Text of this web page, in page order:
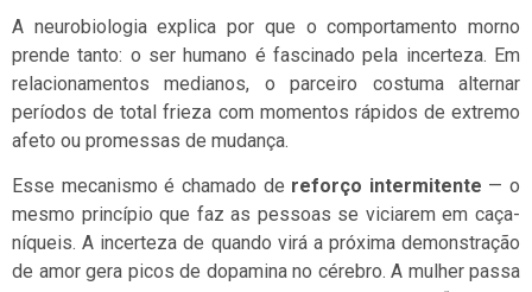
A neurobiologia explica por que o comportamento morno
prende tanto: o ser humano é fascinado pela incerteza. Em
relacionamentos medianos, o parceiro costuma alternar
períodos de total frieza com momentos rápidos de extremo
afeto ou promessas de mudança.
Esse mecanismo é chamado de reforço intermitente — o
mesmo princípio que faz as pessoas se viciarem em caça-
níqueis. A incerteza de quando virá a próxima demonstração
de amor gera picos de dopamina no cérebro. A mulher passa